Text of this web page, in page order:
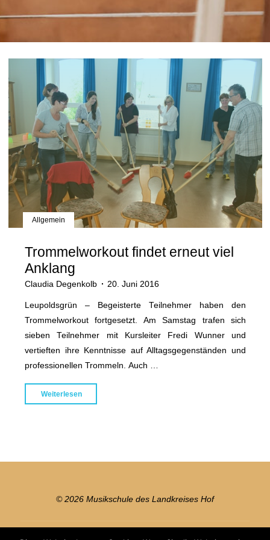
Allgemein
Trommelworkout findet erneut viel
Anklang
Claudia Degenkolb 20. Juni 2016
Leupoldsgrün – Begeisterte Teilnehmer haben den
Trommelworkout fortgesetzt. Am Samstag trafen sich
sieben Teilnehmer mit Kursleiter Fredi Wunner und
vertieften ihre Kenntnisse auf Alltagsgegenständen und
professionellen Trommeln. Auch …
Weiterlesen
© 2026 Musikschule des Landkreises Hof